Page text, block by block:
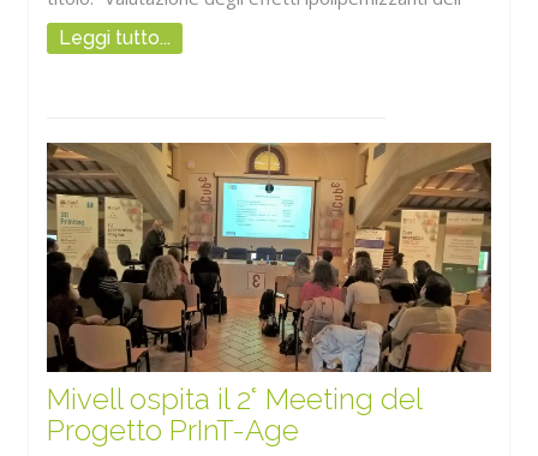
Leggi tutto...
Mivell ospita il 2° Meeting del
Progetto PrInT-Age